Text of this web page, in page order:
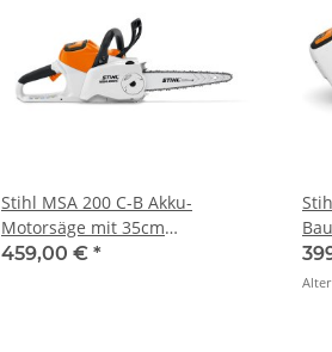
Stihl MSA 200 C-B Akku-
Motorsäge mit 35cm
(Grundgerät)
459,00 € *